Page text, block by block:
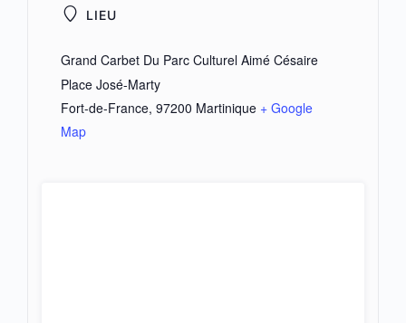
LIEU
Grand Carbet Du Parc Culturel Aimé Césaire
Place José-Marty
Fort-de-France, 97200 Martinique + Google
Map